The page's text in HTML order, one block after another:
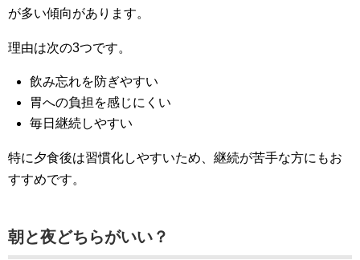
が多い傾向があります。
理由は次の3つです。
飲み忘れを防ぎやすい
胃への負担を感じにくい
毎日継続しやすい
特に夕食後は習慣化しやすいため、継続が苦手な方にもお
すすめです。
朝と夜どちらがいい？